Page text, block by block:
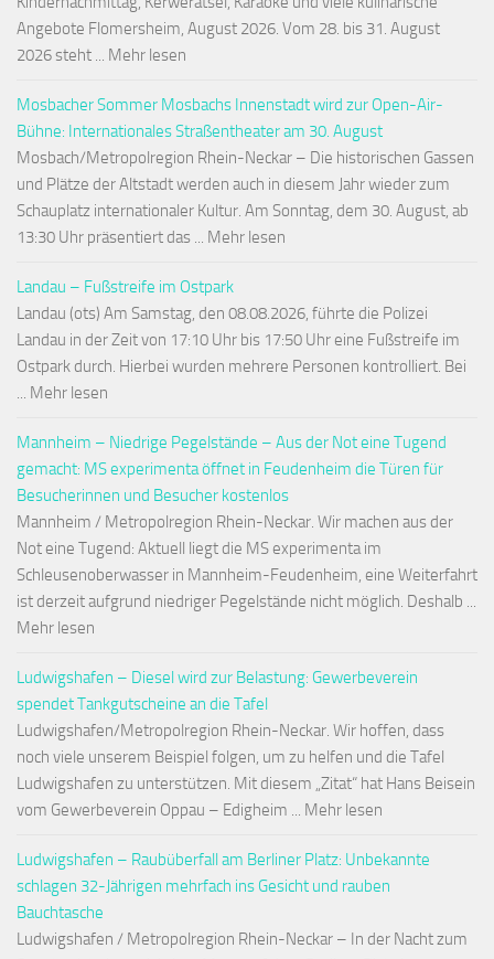
Angebote Flomersheim, August 2026. Vom 28. bis 31. August
2026 steht ... Mehr lesen
Mosbacher Sommer Mosbachs Innenstadt wird zur Open-Air-
Bühne: Internationales Straßentheater am 30. August
Mosbach/Metropolregion Rhein-Neckar – Die historischen Gassen
und Plätze der Altstadt werden auch in diesem Jahr wieder zum
Schauplatz internationaler Kultur. Am Sonntag, dem 30. August, ab
13:30 Uhr präsentiert das ... Mehr lesen
Landau – Fußstreife im Ostpark
Landau (ots) Am Samstag, den 08.08.2026, führte die Polizei
Landau in der Zeit von 17:10 Uhr bis 17:50 Uhr eine Fußstreife im
Ostpark durch. Hierbei wurden mehrere Personen kontrolliert. Bei
... Mehr lesen
Mannheim – Niedrige Pegelstände – Aus der Not eine Tugend
gemacht: MS experimenta öffnet in Feudenheim die Türen für
Besucherinnen und Besucher kostenlos
Mannheim / Metropolregion Rhein-Neckar. Wir machen aus der
Not eine Tugend: Aktuell liegt die MS experimenta im
Schleusenoberwasser in Mannheim-Feudenheim, eine Weiterfahrt
ist derzeit aufgrund niedriger Pegelstände nicht möglich. Deshalb ...
Mehr lesen
Ludwigshafen – Diesel wird zur Belastung: Gewerbeverein
spendet Tankgutscheine an die Tafel
Ludwigshafen/Metropolregion Rhein-Neckar. Wir hoffen, dass
noch viele unserem Beispiel folgen, um zu helfen und die Tafel
Ludwigshafen zu unterstützen. Mit diesem „Zitat“ hat Hans Beisein
vom Gewerbeverein Oppau – Edigheim ... Mehr lesen
Ludwigshafen – Raubüberfall am Berliner Platz: Unbekannte
schlagen 32-Jährigen mehrfach ins Gesicht und rauben
Bauchtasche
Ludwigshafen / Metropolregion Rhein-Neckar – In der Nacht zum